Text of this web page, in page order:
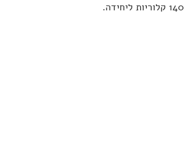
140 קלוריות ליחידה.